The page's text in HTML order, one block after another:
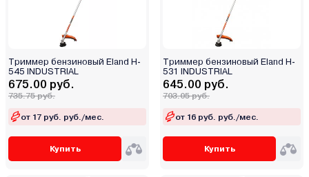
Триммер бензиновый Eland H-
545 INDUSTRIAL
675.00 руб.
735.75 руб.
от 17 руб. руб./мес.
Купить
Триммер бензиновый Eland H-
531 INDUSTRIAL
645.00 руб.
703.05 руб.
от 16 руб. руб./мес.
Купить